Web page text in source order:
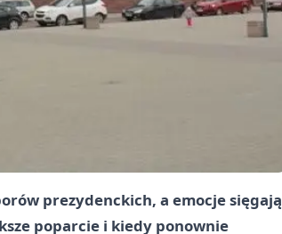
prezydenckich, a emocje sięgają
poparcie i kiedy ponownie